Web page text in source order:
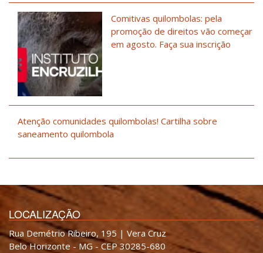
Comitivas quilombolas: pela
promoção de direitos vão começar
em agosto. Faça sua inscrição
Atenção comunidades quilombolas! Cartilha sobre
saneamento quilombola
LOCALIZAÇÃO
Rua Demétrio Ribeiro, 195 | Vera Cruz
Belo Horizonte - MG - CEP 30285-680